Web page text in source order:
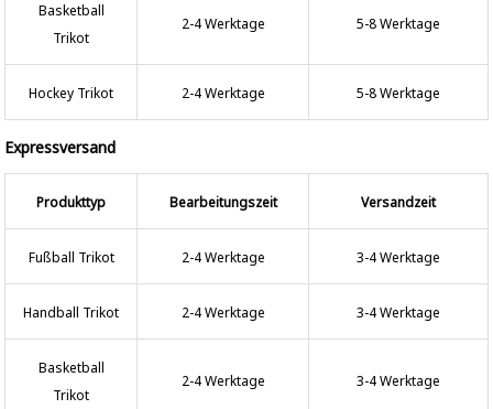
Basketball
Trikot
2-4 Werktage 5-8 Werktage
Hockey Trikot 2-4 Werktage 5-8 Werktage
Expressversand
Produkttyp Bearbeitungszeit Versandzeit
Fußball Trikot 2-4 Werktage 3-4 Werktage
Handball Trikot 2-4 Werktage 3-4 Werktage
Basketball
Trikot
2-4 Werktage 3-4 Werktage